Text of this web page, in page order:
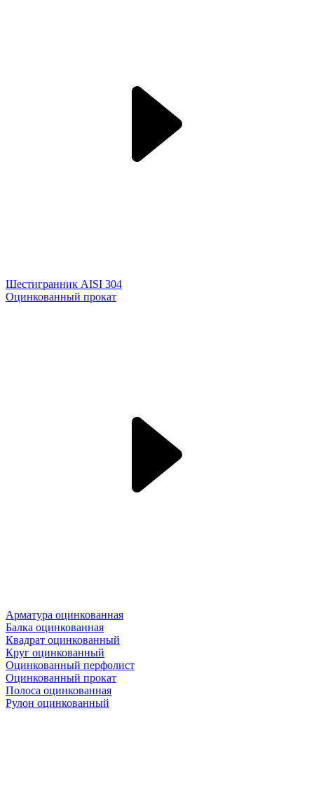
Шестигранник AISI 304
Оцинкованный прокат
Арматура оцинкованная
Балка оцинкованная
Квадрат оцинкованный
Круг оцинкованный
Оцинкованный перфолист
Оцинкованный прокат
Полоса оцинкованная
Рулон оцинкованный